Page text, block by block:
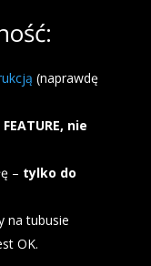
(naprawdę
nie
– tylko do
na tubusie
OK.